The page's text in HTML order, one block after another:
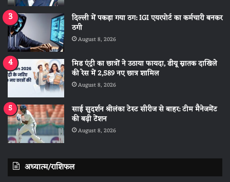
दिल्ली में पकड़ा गया ठग: IGI एयरपोर्ट का कर्मचारी बनकर
ठगी
August 8, 2026
मिड एंट्री का छात्रों ने उठाया फायदा, डीयू स्नातक दाखिले
की रेस में 2,589 नए छात्र शामिल
August 8, 2026
साई सुदर्शन श्रीलंका टेस्ट सीरीज से बाहर: टीम मैनेजमेंट
की बढ़ी टेंशन
August 8, 2026
अध्यात्म/राशिफल